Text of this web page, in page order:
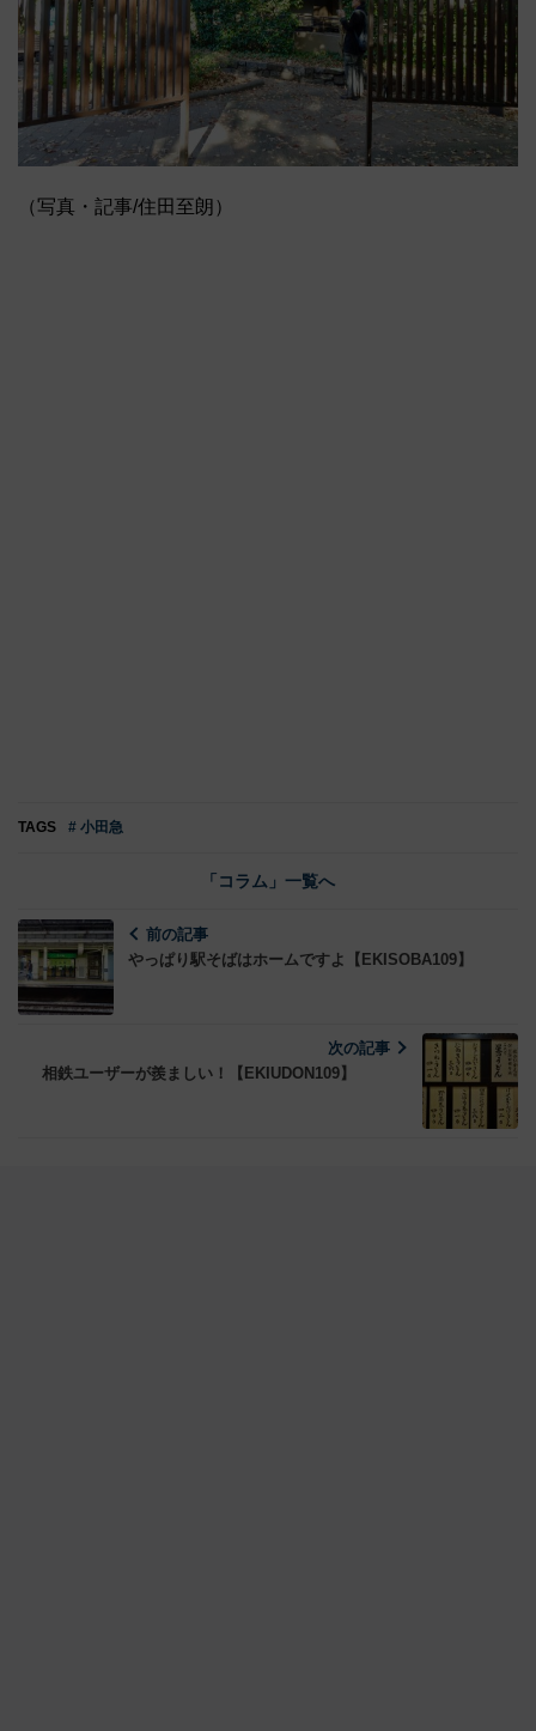
（写真・記事/住田至朗）
TAGS # 小田急
「コラム」一覧へ
前の記事
やっぱり駅そばはホームですよ【EKISOBA109】
次の記事
相鉄ユーザーが羨ましい！【EKIUDON109】